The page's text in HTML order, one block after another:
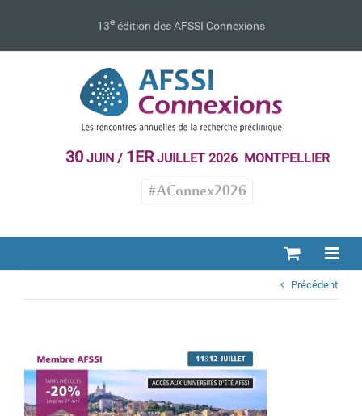
13e édition des AFSSI Connexions
30JUIN / 1ERJUILLET 2026 MONTPELLIER
#AConnex2026
Précédent